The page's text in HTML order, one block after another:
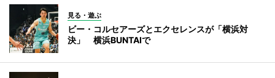
見る・遊ぶ
ビー・コルセアーズとエクセレンスが「横浜対
決」 横浜BUNTAIで